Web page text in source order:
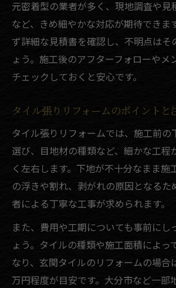
元密着型の業者が多く、現地調査や見
など、きめ細やかな対応が期待できま
ず詳細な見積書を確認し、不明点はそ
ょう。施工後のアフターフォローやメ
チェックしておくと安心です。
タイル張りリフォームのポイントと
タイル張りリフォームでは、施工前の
選び、目地材の種類など、細かな工程
く左右します。下地が不十分なまま施
の浮きや割れ、剥がれの原因となるた
者による丁寧な工事が求められます。
また、費用や工期についても事前にし
ょう。タイルの種類や施工面積によっ
なり、玄関タイルのリフォームの場合
万円程度が目安です。大分市など一部